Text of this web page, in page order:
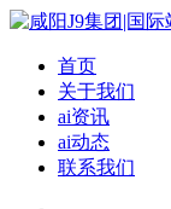
首页
关于我们
ai资讯
ai动态
联系我们